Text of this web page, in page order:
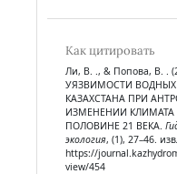
Как цитировать
Ли, В. ., & Попова, В. .
УЯЗВИМОСТИ ВОДНЫХ
КАЗАХСТАНА ПРИ
ИЗМЕНЕНИИ КЛИМАТА
ПОЛОВИНЕ 21 ВЕКА.
экология, (1), 27–46.
https://
view/454